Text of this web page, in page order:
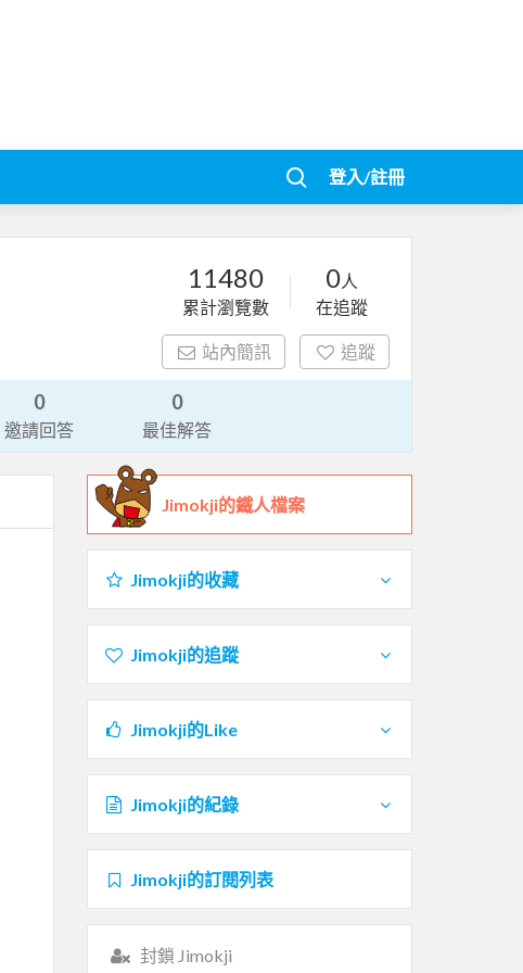
登入/註冊
11480
累計瀏覽數
0人
在追蹤
站內簡訊 追蹤
0
邀請回答
0
最佳解答
Jimokji的鐵人檔案
Jimokji的收藏
Jimokji的追蹤
Jimokji的Like
Jimokji的紀錄
Jimokji的訂閱列表
封鎖 Jimokji